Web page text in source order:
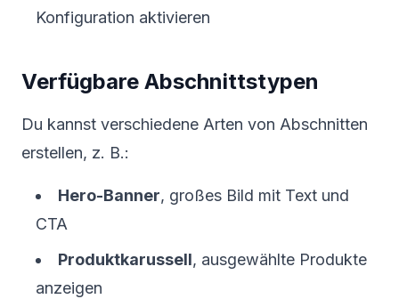
Konfiguration aktivieren
Verfügbare Abschnittstypen
Du kannst verschiedene Arten von Abschnitten
erstellen, z. B.:
Hero-Banner, großes Bild mit Text und
CTA
Produktkarussell, ausgewählte Produkte
anzeigen